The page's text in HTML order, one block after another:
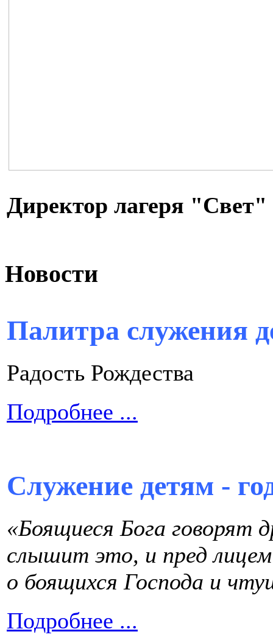
Директор лагеря
Новости
Палитра служения
Радость Рождества
Подробнее ...
Служение детям -
«Боящиеся Бога говорят
слышит это, и пред
о боящихся Господа и
Подробнее ...